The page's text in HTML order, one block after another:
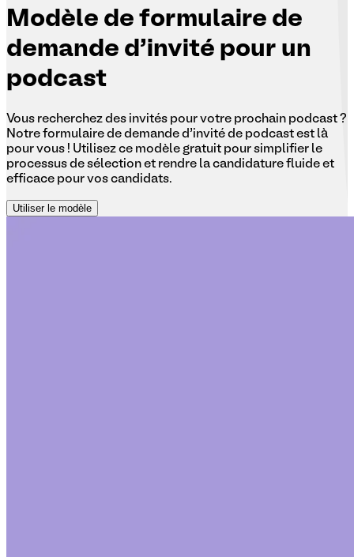
Modèle de formulaire de
demande d'invité pour un
podcast
Vous recherchez des invités pour votre prochain podcast ?
Notre formulaire de demande d’invité de podcast est là
pour vous ! Utilisez ce modèle gratuit pour simplifier le
processus de sélection et rendre la candidature fluide et
efficace pour vos candidats.
Utiliser le modèle